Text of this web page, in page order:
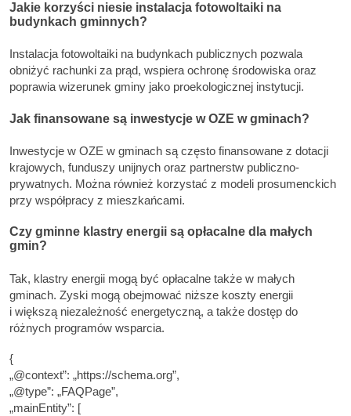
Jakie korzyści niesie instalacja fotowoltaiki na
budynkach gminnych?
Instalacja fotowoltaiki na budynkach publicznych pozwala
obniżyć rachunki za prąd, wspiera ochronę środowiska oraz
poprawia wizerunek gminy jako proekologicznej instytucji.
Jak finansowane są inwestycje w OZE w gminach?
Inwestycje w OZE w gminach są często finansowane z dotacji
krajowych, funduszy unijnych oraz partnerstw publiczno-
prywatnych. Można również korzystać z modeli prosumenckich
przy współpracy z mieszkańcami.
Czy gminne klastry energii są opłacalne dla małych
gmin?
Tak, klastry energii mogą być opłacalne także w małych
gminach. Zyski mogą obejmować niższe koszty energii
i większą niezależność energetyczną, a także dostęp do
różnych programów wsparcia.
{
„@context”: „https://schema.org”,
„@type”: „FAQPage”,
„mainEntity”: [